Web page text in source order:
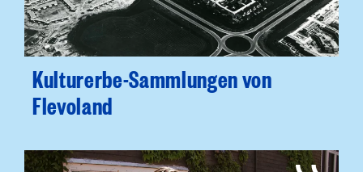
Kulturerbe-Sammlungen von
Flevoland